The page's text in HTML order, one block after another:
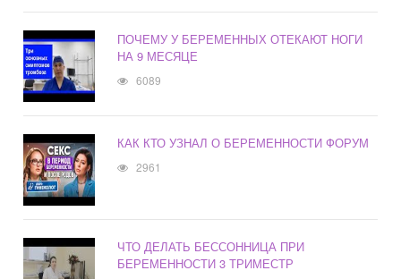
ПОЧЕМУ У БЕРЕМЕННЫХ ОТЕКАЮТ НОГИ
НА 9 МЕСЯЦЕ
6089
КАК КТО УЗНАЛ О БЕРЕМЕННОСТИ ФОРУМ
2961
ЧТО ДЕЛАТЬ БЕССОННИЦА ПРИ
БЕРЕМЕННОСТИ 3 ТРИМЕСТР